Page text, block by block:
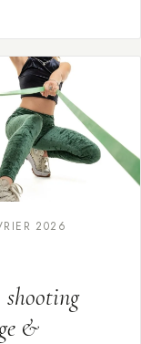
2026
shooting
&